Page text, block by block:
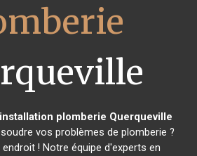
installation plomberie Querqueville
vos problèmes de plomberie ?
! Notre équipe d'experts en